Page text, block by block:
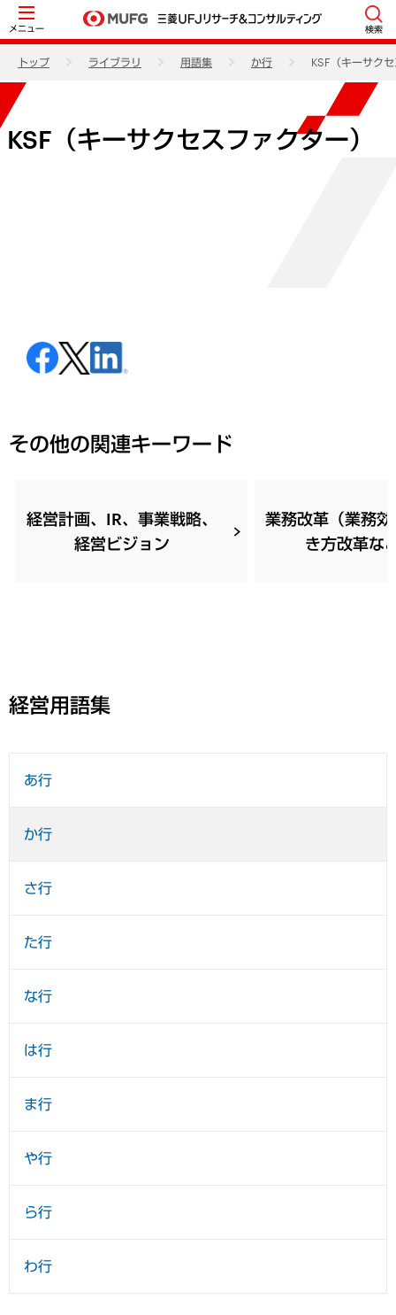
メニュー 検索
トップ ライブラリ 用語集 か行 KSF（キーサク
KSF（キーサクセスファクター）
その他の関連キーワード
経営計画、IR、事業戦略、
経営ビジョン
業務改革（業務
き方改革な
経営用語集
あ行
か行
さ行
た行
な行
は行
ま行
や行
ら行
わ行